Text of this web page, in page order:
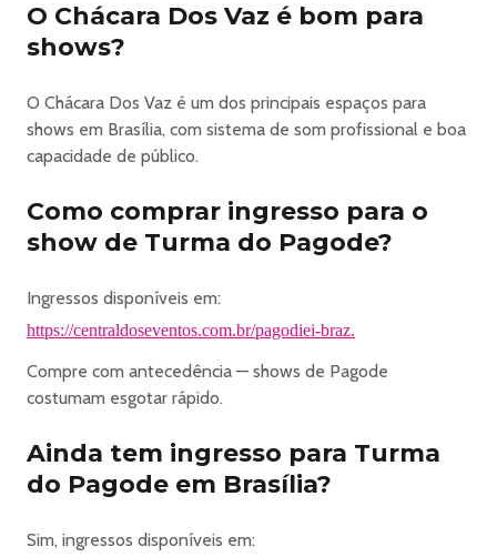
O Chácara Dos Vaz é bom para
shows?
O Chácara Dos Vaz é um dos principais espaços para
shows em Brasília, com sistema de som profissional e boa
capacidade de público.
Como comprar ingresso para o
show de Turma do Pagode?
Ingressos disponíveis em:
https://centraldoseventos.com.br/pagodiei-braz.
Compre com antecedência — shows de Pagode
costumam esgotar rápido.
Ainda tem ingresso para Turma
do Pagode em Brasília?
Sim, ingressos disponíveis em: